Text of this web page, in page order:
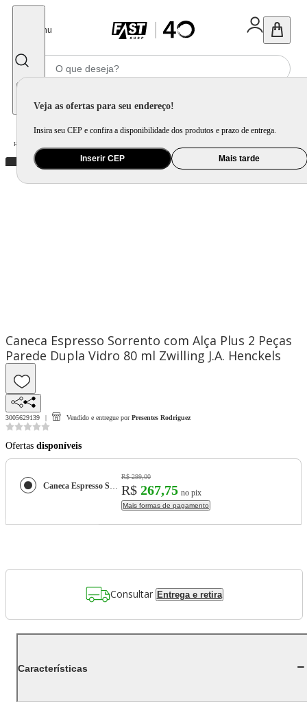
Menu
Veja as ofertas para seu endereço!
Insira seu CEP e confira a disponibilidade dos produtos e prazo de entrega.
Inserir CEP Mais tarde
Home
Caneca Espresso Sorrento com Alça Plus 2 Peças
Parede Dupla Vidro 80 ml Zwilling J.A. Henckels
3005629139 Vendido e entregue por Presentes Rodriguez
Ofertas disponíveis
Caneca Espresso Sorrento com Alça Plus 2 Peças Parede Dupla Vidro 80 ml Zwilling J.A. Henckels
R$ 299,00
R$ 267,75 no pix
Mais formas de pagamento
Consultar Entrega e retira
Características